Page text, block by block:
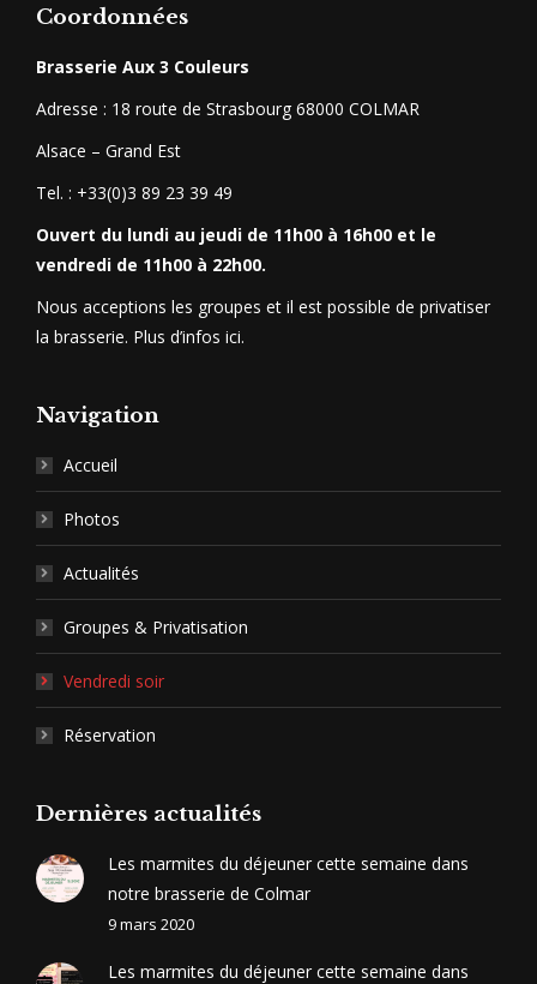
Coordonnées
Brasserie Aux 3 Couleurs
Adresse : 18 route de Strasbourg 68000 COLMAR
Alsace – Grand Est
Tel. : +33(0)3 89 23 39 49
Ouvert du lundi au jeudi de 11h00 à 16h00 et le
vendredi de 11h00 à 22h00.
Nous acceptions les groupes et il est possible de privatiser
la brasserie. Plus d’infos ici.
Navigation
Accueil
Photos
Actualités
Groupes & Privatisation
Vendredi soir
Réservation
Dernières actualités
Les marmites du déjeuner cette semaine dans
notre brasserie de Colmar
9 mars 2020
Les marmites du déjeuner cette semaine dans